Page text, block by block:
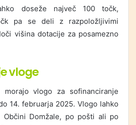
doseže največ 100 točk,
pa se deli z razpoložljivimi
višina dotacije za posamezno
vloge
morajo vlogo za sofinanciranje
14. februarja 2025. Vlogo lahko
Občini Domžale, po pošti ali po